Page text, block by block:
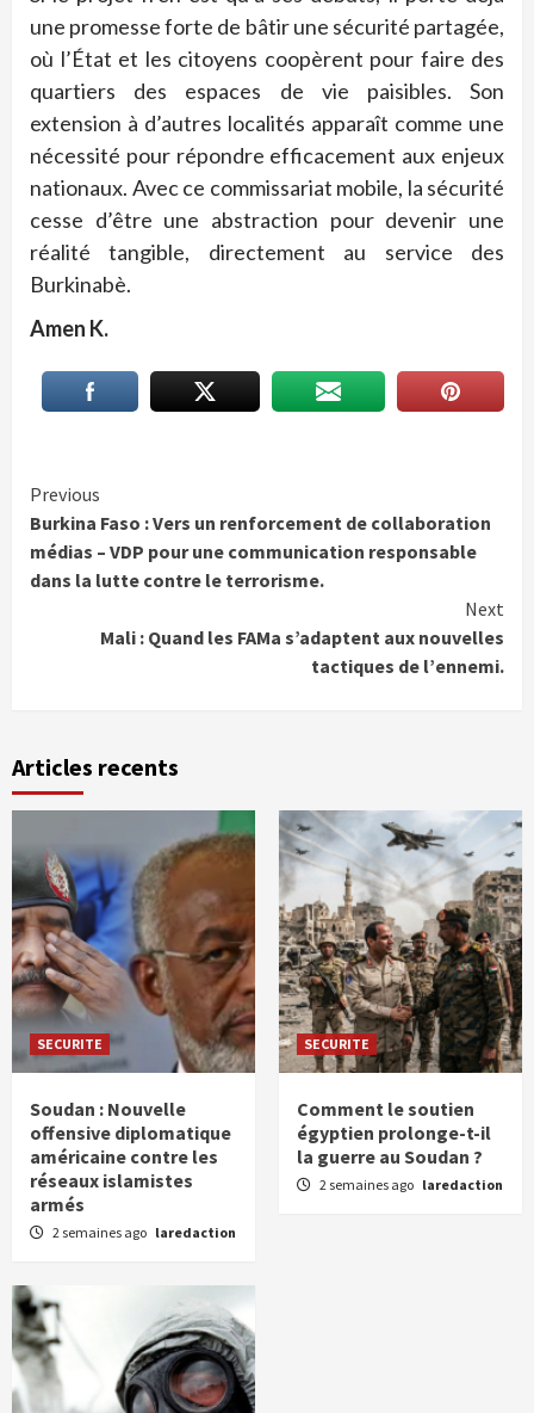
une promesse forte de bâtir une sécurité partagée,
où l’État et les citoyens coopèrent pour faire des
quartiers des espaces de vie paisibles. Son
extension à d’autres localités apparaît comme une
nécessité pour répondre efficacement aux enjeux
nationaux. Avec ce commissariat mobile, la sécurité
cesse d’être une abstraction pour devenir une
réalité tangible, directement au service des
Burkinabè.
Amen K.
Continue
Reading
Previous
Burkina Faso : Vers un renforcement de collaboration
médias – VDP pour une communication responsable
dans la lutte contre le terrorisme.
Next
Mali : Quand les FAMa s’adaptent aux nouvelles
tactiques de l’ennemi.
Articles recents
SECURITE
Soudan : Nouvelle
offensive diplomatique
américaine contre les
réseaux islamistes
armés
2 semaines ago laredaction
SECURITE
Comment le soutien
égyptien prolonge-t-il
la guerre au Soudan ?
2 semaines ago laredaction